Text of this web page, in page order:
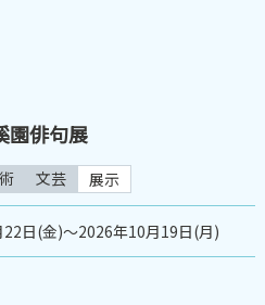
園俳句展
文芸 展示
日(金)～2026年10月19日(月)